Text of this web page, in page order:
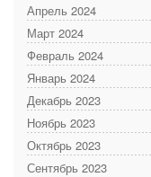
Апрель 2024
Март 2024
Февраль 2024
Январь 2024
Декабрь 2023
Ноябрь 2023
Октябрь 2023
Сентябрь 2023